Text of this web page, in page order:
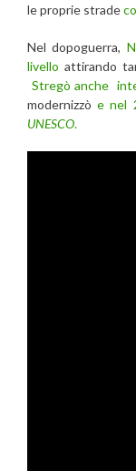
le proprie strade
Nel dopoguerra,
livello attirando
Stregò anche
modernizzò e nel
UNESCO.